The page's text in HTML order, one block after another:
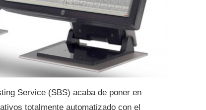
Service (SBS) acaba de poner en
totalmente automatizado con el